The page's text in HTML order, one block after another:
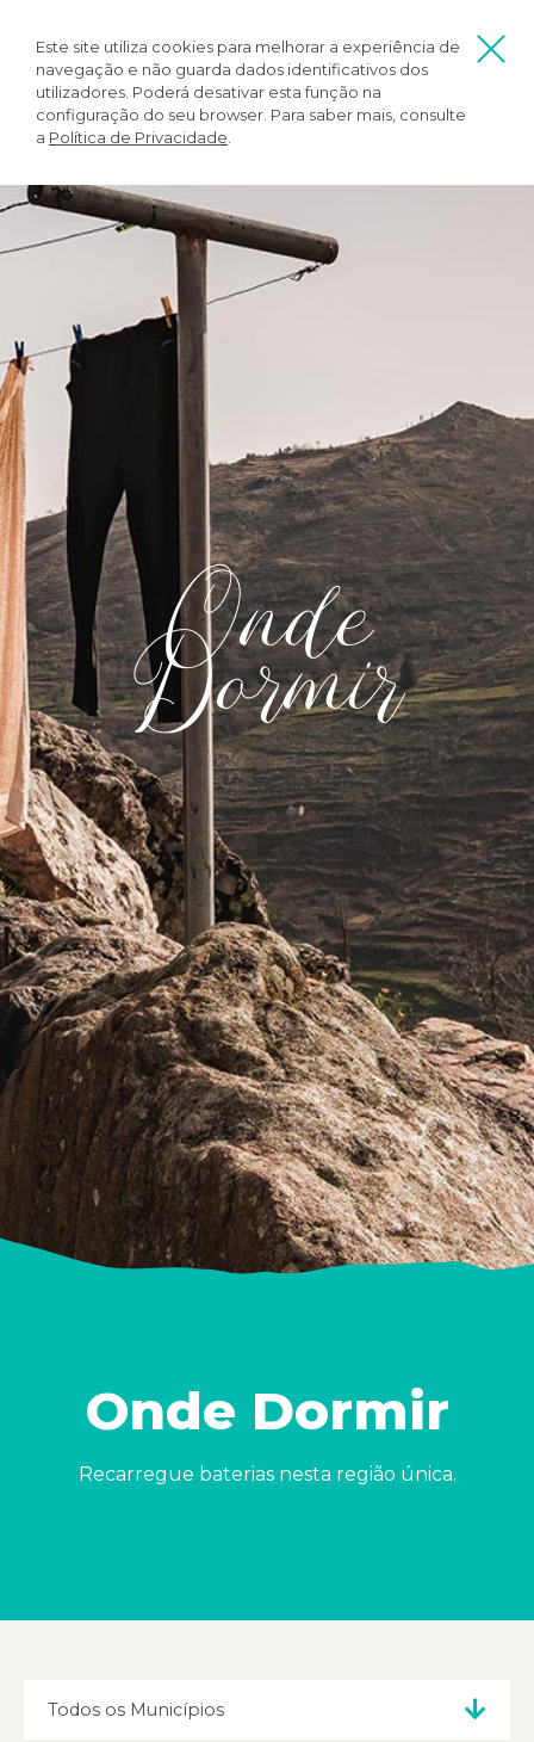
Este site utiliza cookies para melhorar a experiência de
navegação e não guarda dados identificativos dos
utilizadores. Poderá desativar esta função na
configuração do seu browser. Para saber mais, consulte
a Política de Privacidade
Onde
Dormir
Onde Dormir
Recarregue baterias nesta região única.